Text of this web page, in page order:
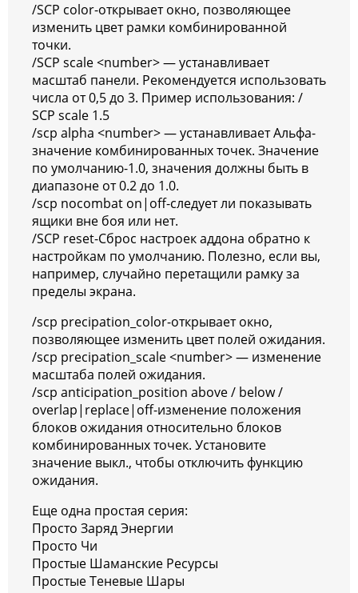
/SCP color-открывает окно, позволяющее
изменить цвет рамки комбинированной
точки.
/SCP scale <number> — устанавливает
масштаб панели. Рекомендуется использовать
числа от 0,5 до 3. Пример использования: /
SCP scale 1.5
/scp alpha <number> — устанавливает Альфа-
значение комбинированных точек. Значение
по умолчанию-1.0, значения должны быть в
диапазоне от 0.2 до 1.0.
/scp nocombat on|off-следует ли показывать
ящики вне боя или нет.
/SCP reset-Сброс настроек аддона обратно к
настройкам по умолчанию. Полезно, если вы,
например, случайно перетащили рамку за
пределы экрана.
/scp precipation_color-открывает окно,
позволяющее изменить цвет полей ожидания.
/scp precipation_scale <number> — изменение
масштаба полей ожидания.
/scp anticipation_position above / below /
overlap|replace|off-изменение положения
блоков ожидания относительно блоков
комбинированных точек. Установите
значение выкл., чтобы отключить функцию
ожидания.
Еще одна простая серия:
Просто Заряд Энергии
Просто Чи
Простые Шаманские Ресурсы
Простые Теневые Шары